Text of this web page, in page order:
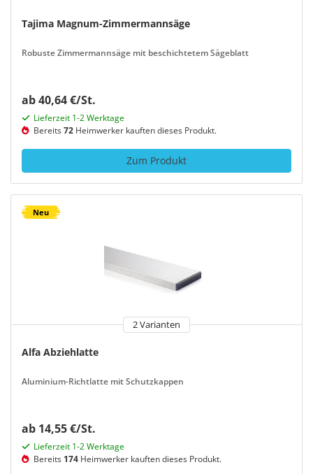
Tajima Magnum-Zimmermannsäge
Robuste Zimmermannsäge mit beschichtetem Sägeblatt
ab 40,64 €/St.
Lieferzeit 1-2 Werktage
Bereits72 Heimwerker kauften dieses Produkt.
Zum Produkt
Neu
2 Varianten
Alfa Abziehlatte
Aluminium-Richtlatte mit Schutzkappen
ab 14,55 €/St.
Lieferzeit 1-2 Werktage
Bereits 174 Heimwerker kauften dieses Produkt.